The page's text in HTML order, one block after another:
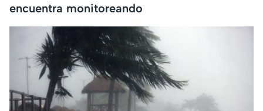
encuentra monitoreando